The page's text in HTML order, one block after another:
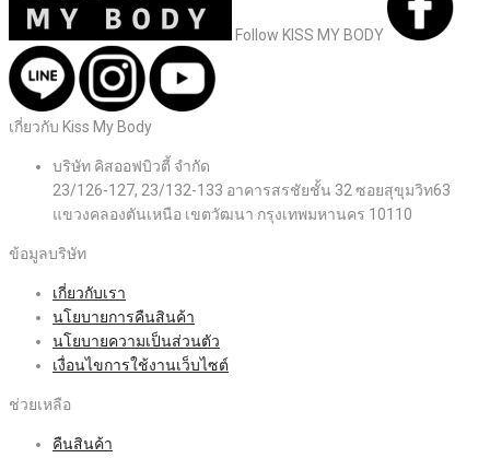
Follow KISS MY BODY
เกี่ยวกับ Kiss My Body
บริษัท คิสออฟบิวตี้ จำกัด
23/126-127, 23/132-133 อาคารสรชัยชั้น 32 ซอยสุขุมวิท63
แขวงคลองตันเหนือ เขตวัฒนา กรุงเทพมหานคร 10110
ข้อมูลบริษัท
เกี่ยวกับเรา
นโยบายการคืนสินค้า
นโยบายความเป็นส่วนตัว
เงื่อนไขการใช้งานเว็บไซต์
ช่วยเหลือ
คืนสินค้า